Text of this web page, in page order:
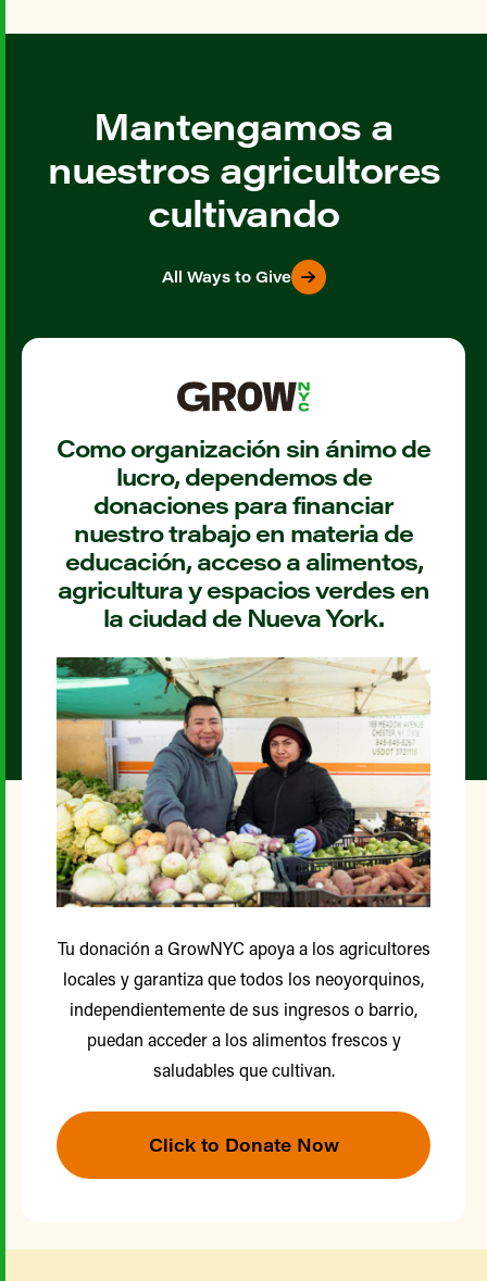
Mantengamos a
nuestros agricultores
cultivando
All Ways to Give
Como organización sin ánimo de
lucro, dependemos de
donaciones para financiar
nuestro trabajo en materia de
educación, acceso a alimentos,
agricultura y espacios verdes en
la ciudad de Nueva York.
Tu donación a GrowNYC apoya a los agricultores
locales y garantiza que todos los neoyorquinos,
independientemente de sus ingresos o barrio,
puedan acceder a los alimentos frescos y
saludables que cultivan.
Click to Donate Now